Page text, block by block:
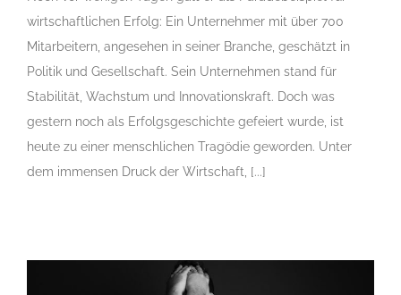
wirtschaftlichen Erfolg: Ein Unternehmer mit über 700
Mitarbeitern, angesehen in seiner Branche, geschätzt in
Politik und Gesellschaft. Sein Unternehmen stand für
Stabilität, Wachstum und Innovationskraft. Doch was
gestern noch als Erfolgsgeschichte gefeiert wurde, ist
heute zu einer menschlichen Tragödie geworden. Unter
dem immensen Druck der Wirtschaft, [...]